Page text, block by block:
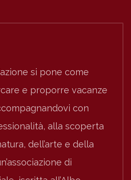
si pone come
e proporre vacanze
con
alla scoperta
dell’arte e della
di